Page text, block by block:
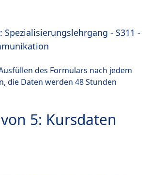
- S311 -
des Formulars nach jedem
die Daten werden 48 Stunden
5: Kursdaten